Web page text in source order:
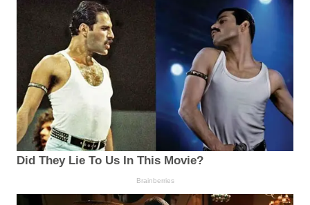
Did They Lie To Us In This Movie?
Brainberries